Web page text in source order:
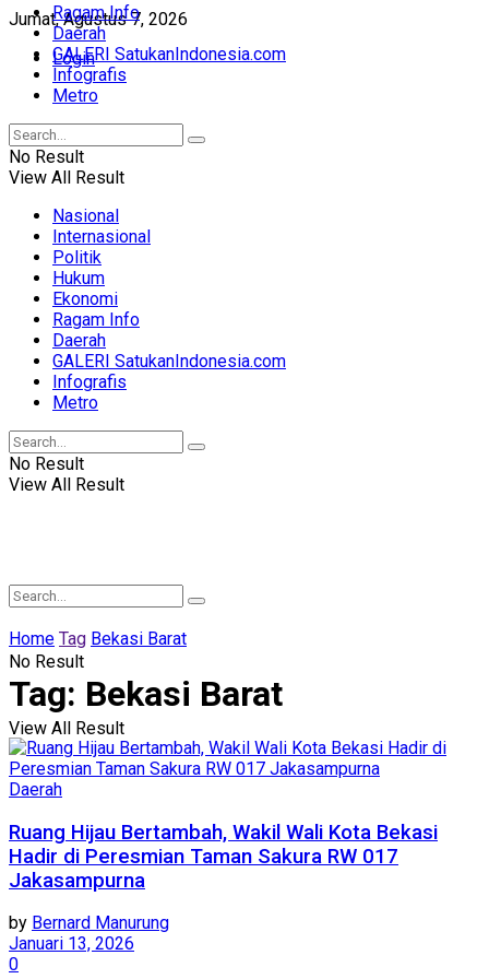
Jumat, Agustus 7, 2026
Login
Ragam Info
Daerah
GALERI SatukanIndonesia.com
Infografis
Metro
No Result
View All Result
Nasional
Internasional
Politik
Hukum
Ekonomi
Ragam Info
Daerah
GALERI SatukanIndonesia.com
Infografis
Metro
No Result
View All Result
No Result
View All Result
Home Tag Bekasi Barat
Tag: Bekasi Barat
Daerah
Ruang Hijau Bertambah, Wakil Wali Kota Bekasi
Hadir di Peresmian Taman Sakura RW 017
Jakasampurna
by Bernard Manurung
Januari 13, 2026
0